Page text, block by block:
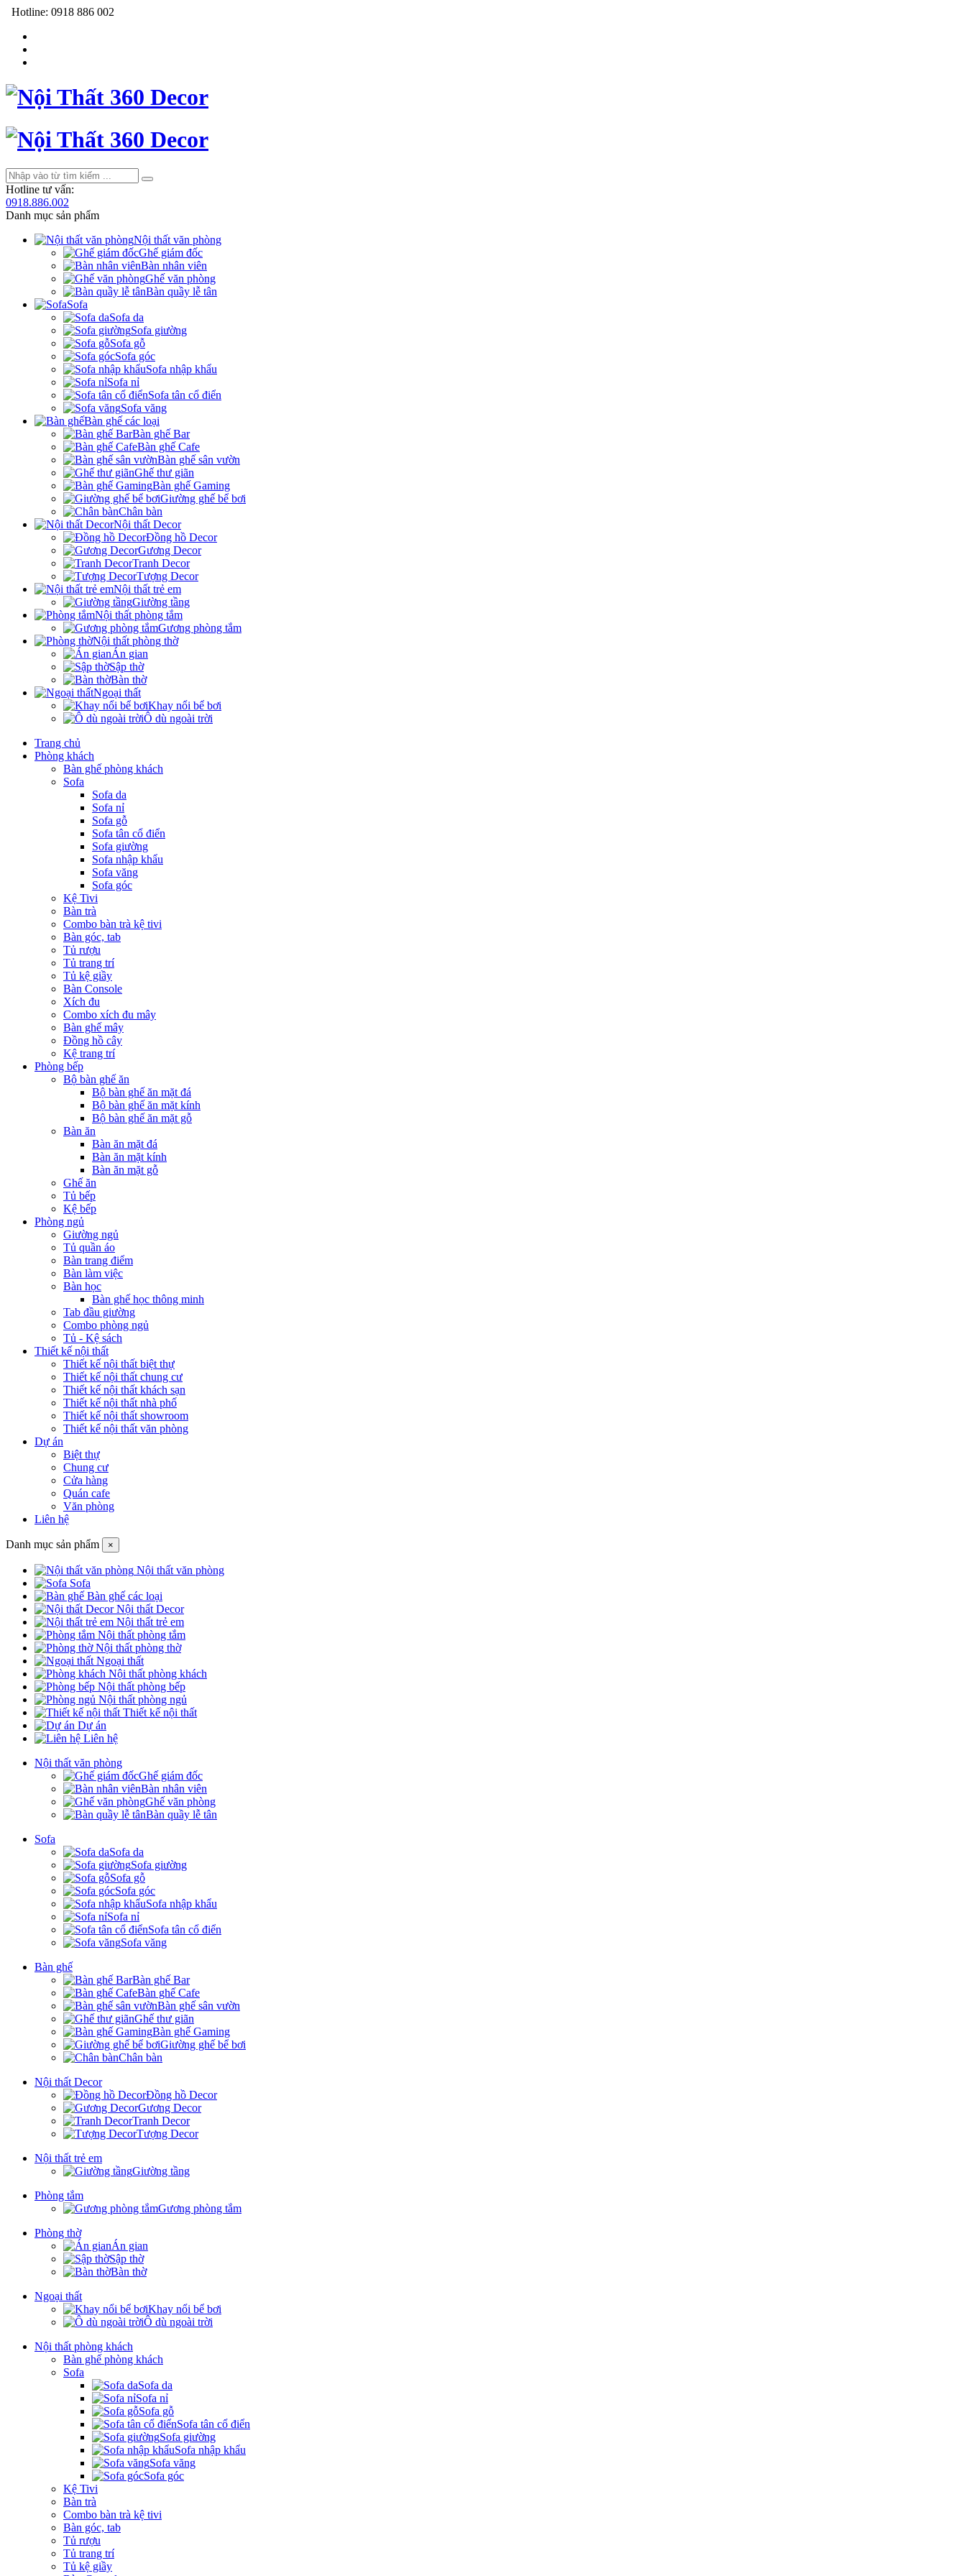
Hotline: 0918 886 002
Hotline tư vấn:
0918.886.002
Danh mục sản phẩm
Nội thất văn phòng
Ghế giám đốc
Bàn nhân viên
Ghế văn phòng
Bàn quầy lễ tân
Sofa
Sofa da
Sofa giường
Sofa gỗ
Sofa góc
Sofa nhập khẩu
Sofa nỉ
Sofa tân cổ điển
Sofa văng
Bàn ghế các loại
Bàn ghế Bar
Bàn ghế Cafe
Bàn ghế sân vườn
Ghế thư giãn
Bàn ghế Gaming
Giường ghế bể bơi
Chân bàn
Nội thất Decor
Đồng hồ Decor
Gương Decor
Tranh Decor
Tượng Decor
Nội thất trẻ em
Giường tầng
Nội thất phòng tắm
Gương phòng tắm
Nội thất phòng thờ
Án gian
Sập thờ
Bàn thờ
Ngoại thất
Khay nổi bể bơi
Ô dù ngoài trời
Trang chủ
Phòng khách
Bàn ghế phòng khách
Sofa
Sofa da
Sofa nỉ
Sofa gỗ
Sofa tân cổ điển
Sofa giường
Sofa nhập khẩu
Sofa văng
Sofa góc
Kệ Tivi
Bàn trà
Combo bàn trà kệ tivi
Bàn góc, tab
Tủ rượu
Tủ trang trí
Tủ kệ giầy
Bàn Console
Xích đu
Combo xích đu mây
Bàn ghế mây
Đồng hồ cây
Kệ trang trí
Phòng bếp
Bộ bàn ghế ăn
Bộ bàn ghế ăn mặt đá
Bộ bàn ghế ăn mặt kính
Bộ bàn ghế ăn mặt gỗ
Bàn ăn
Bàn ăn mặt đá
Bàn ăn mặt kính
Bàn ăn mặt gỗ
Ghế ăn
Tủ bếp
Kệ bếp
Phòng ngủ
Giường ngủ
Tủ quần áo
Bàn trang điểm
Bàn làm việc
Bàn học
Bàn ghế học thông minh
Tab đầu giường
Combo phòng ngủ
Tủ - Kệ sách
Thiết kế nội thất
Thiết kế nội thất biệt thự
Thiết kế nội thất chung cư
Thiết kế nội thất khách sạn
Thiết kế nội thất nhà phố
Thiết kế nội thất showroom
Thiết kế nội thất văn phòng
Dự án
Biệt thự
Chung cư
Cửa hàng
Quán cafe
Văn phòng
Liên hệ
Danh mục sản phẩm ×
Nội thất văn phòng
Sofa
Bàn ghế các loại
Nội thất Decor
Nội thất trẻ em
Nội thất phòng tắm
Nội thất phòng thờ
Ngoại thất
Nội thất phòng khách
Nội thất phòng bếp
Nội thất phòng ngủ
Thiết kế nội thất
Dự án
Liên hệ
Nội thất văn phòng
Ghế giám đốc
Bàn nhân viên
Ghế văn phòng
Bàn quầy lễ tân
Sofa
Sofa da
Sofa giường
Sofa gỗ
Sofa góc
Sofa nhập khẩu
Sofa nỉ
Sofa tân cổ điển
Sofa văng
Bàn ghế
Bàn ghế Bar
Bàn ghế Cafe
Bàn ghế sân vườn
Ghế thư giãn
Bàn ghế Gaming
Giường ghế bể bơi
Chân bàn
Nội thất Decor
Đồng hồ Decor
Gương Decor
Tranh Decor
Tượng Decor
Nội thất trẻ em
Giường tầng
Phòng tắm
Gương phòng tắm
Phòng thờ
Án gian
Sập thờ
Bàn thờ
Ngoại thất
Khay nổi bể bơi
Ô dù ngoài trời
Nội thất phòng khách
Bàn ghế phòng khách
Sofa
Sofa da
Sofa nỉ
Sofa gỗ
Sofa tân cổ điển
Sofa giường
Sofa nhập khẩu
Sofa văng
Sofa góc
Kệ Tivi
Bàn trà
Combo bàn trà kệ tivi
Bàn góc, tab
Tủ rượu
Tủ trang trí
Tủ kệ giầy